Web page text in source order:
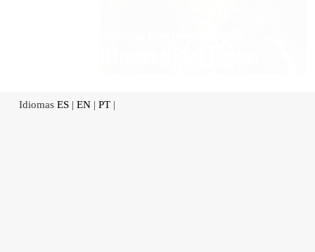
Idiomas ES | EN | PT |